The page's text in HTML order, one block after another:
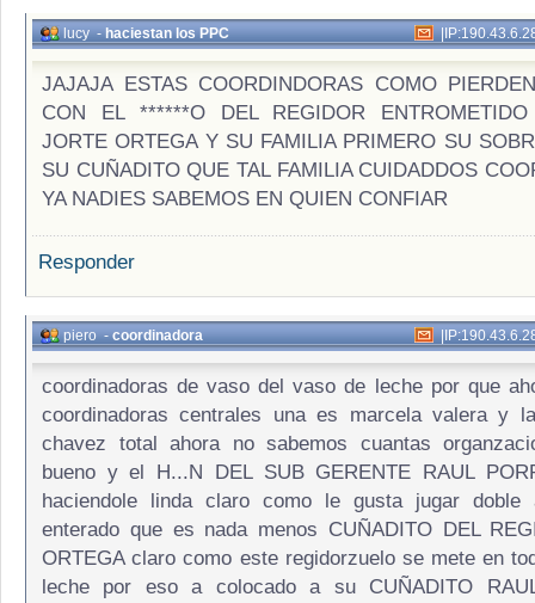
lucy-haciestan los PPC |
JAJAJA ESTAS COORDINDORAS COMO
CON EL ******O DEL REGIDOR
JORTE ORTEGA Y SU FAMILIA PRIMERO SU
SU CUÑADITO QUE TAL FAMILIA CUIDADDOS
YA NADIES SABEMOS EN QUIEN CONFIAR
Responder
piero-coordinadora |
coordinadoras de vaso del vaso de leche por que
coordinadoras centrales una es marcela valera y
chavez total ahora no sabemos cuantas
bueno y el H...N DEL SUB GERENTE RAUL
haciendole linda claro como le gusta jugar doble
enterado que es nada menos CUÑADITO DEL
ORTEGA claro como este regidorzuelo se mete en
leche por eso a colocado a su CUÑADITO